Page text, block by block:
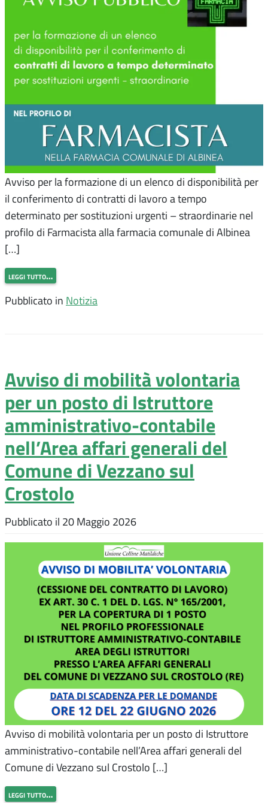
Avviso per la formazione di un elenco di disponibilità per
il conferimento di contratti di lavoro a tempo
determinato per sostituzioni urgenti – straordinarie nel
profilo di Farmacista alla farmacia comunale di Albinea
[…]
leggi tutto…
Pubblicato in Notizia
Avviso di mobilità volontaria
per un posto di Istruttore
amministrativo-contabile
nell’Area affari generali del
Comune di Vezzano sul
Crostolo
Pubblicato il 20 Maggio 2026
Avviso di mobilità volontaria per un posto di Istruttore
amministrativo-contabile nell’Area affari generali del
Comune di Vezzano sul Crostolo […]
leggi tutto…